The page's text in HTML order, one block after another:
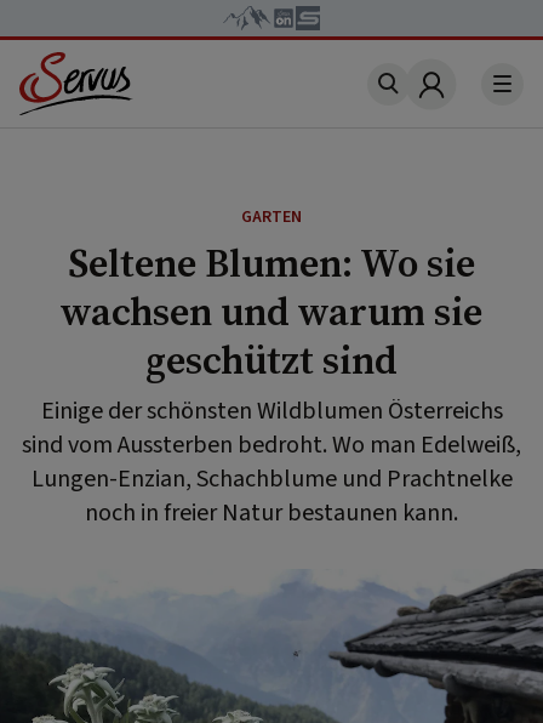
Account
GARTEN
Seltene Blumen: Wo sie
wachsen und warum sie
geschützt sind
Einige der schönsten Wildblumen Österreichs
sind vom Aussterben bedroht. Wo man Edelweiß,
Lungen-Enzian, Schachblume und Prachtnelke
noch in freier Natur bestaunen kann.